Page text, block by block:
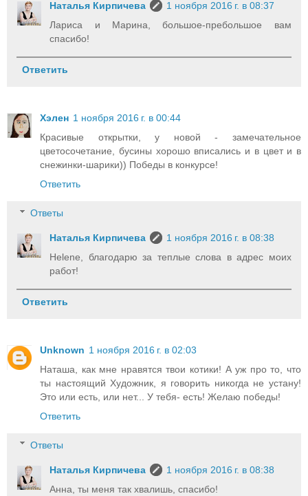
Наталья Кирпичева
1 ноября 2016 г. в 08:37
Лариса и Марина, большое-пребольшое вам
спасибо!
Ответить
Хэлен 1 ноября 2016 г. в 00:44
Красивые открытки, у новой - замечательное
цветосочетание, бусины хорошо вписались и в цвет и в
снежинки-шарики)) Победы в конкурсе!
Ответить
Ответы
Наталья Кирпичева
1 ноября 2016 г. в 08:38
Helene, благодарю за теплые слова в адрес моих
работ!
Ответить
Unknown 1 ноября 2016 г. в 02:03
Наташа, как мне нравятся твои котики! А уж про то, что
ты настоящий Художник, я говорить никогда не устану!
Это или есть, или нет... У тебя- есть! Желаю победы!
Ответить
Ответы
Наталья Кирпичева
1 ноября 2016 г. в 08:38
Анна, ты меня так хвалишь, спасибо!